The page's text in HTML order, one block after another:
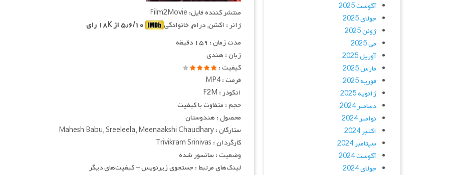
منتشر کننده فایل: Film2Movie
ژانر : اکشن, درام, خانوادگی
مدت زمان : ۱۵۹ دقیقه
زبان : هندی
کیفیت :
فرمت : MP4
انکودر : F2M
حجم : متفاوت با کیفیت
محصول : هندوستان
ستارگان : Mahesh Babu, Sreeleela, Meenaakshi Chaudhary
کارگردان : Trivikram Srinivas
وضعیت : سانسور شده
لینک‌های مرتبط : جستجوی زیرنویس – کیفیت‌های دیگر
آگوست 2025
جولای 2025
ژوئن 2025
می 2025
آوریل 2025
مارس 2025
فوریه 2025
ژانویه 2025
دسامبر 2024
نوامبر 2024
اکتبر 2024
سپتامبر 2024
آگوست 2024
جولای 2024